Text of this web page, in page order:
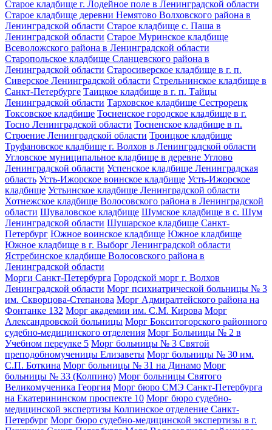
Старое кладбище г. Лодейное поле в Ленинградской области
Старое кладбище деревни Немятово Волховского района в
Ленинградской области Старое кладбище с. Паша в
Ленинградской области Старое Муринское кладбище
Всеволожского района в Ленинградской области
Старопольское кладбище Сланцевского района в
Ленинградской области Старосиверское кладбище в г. п.
Сиверское Ленинградской области Стрельнинское кладбище в
Санкт-Петербурге Таицкое кладбище в г. п. Тайцы
Ленинградской области Тарховское кладбище Сестрорецк
Токсовское кладбище Тосненское городское кладбище в г.
Тосно Ленинградской области Тосненское кладбище в п.
Строение Ленинградской области Троицкое кладбище
Труфановское кладбище г. Волхов в Ленинградской области
Угловское муниципальное кладбище в деревне Углово
Ленинградской области Успенское кладбище Ленинградская
область Усть-Ижорское воинское кладбище Усть-Ижорское
кладбище Устьинское кладбище Ленинградской области
Хотнежское кладбище Волосовского района в Ленинградской
области Шуваловское кладбище Шумское кладбище в с. Шум
Ленинградской области Шушарское кладбище Санкт-
Петербург Южное воинское кладбище Южное кладбище
Южное кладбище в г. Выборг Ленинградской области
Ястребинское кладбище Волосовского района в
Ленинградской области
Морги Санкт-Петербурга Городской морг г. Волхов
Ленинградской области Морг психиатрической больницы № 3
им. Скворцова-Степанова Морг Адмиралтейского района на
Фонтанке 132 Морг академии им. С.М. Кирова Морг
Александровской больницы Морг Бокситогорского районного
судебно-медицинского отделения Морг Больницы № 2 в
Учебном переулке 5 Морг больницы № 3 Святой
преподобномученицы Елизаветы Морг больницы № 30 им.
С.П. Боткина Морг больницы № 31 на Динамо Морг
больницы № 33 (Колпино) Морг больницы Святого
Великомученика Георгия Морг бюро СМЭ Санкт-Петербурга
на Екатерининском проспекте 10 Морг бюро судебно-
медицинской экспертизы Колпинское отделение Санкт-
Петербург Морг бюро судебно-медицинской экспертизы в г.